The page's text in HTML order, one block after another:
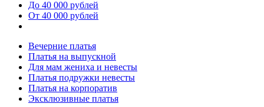
До 40 000 рублей
От 40 000 рублей
Вечерние платья
Платья на выпускной
Для мам жениха и невесты
Платья подружки невесты
Платья на корпоратив
Эксклюзивные платья